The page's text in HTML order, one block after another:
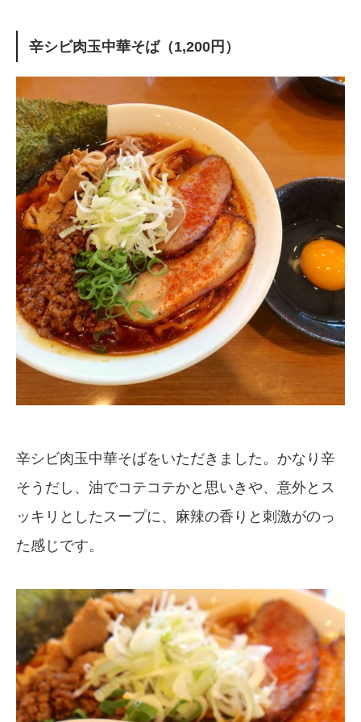
辛シビ肉玉中華そば（1,200円）
辛シビ肉玉中華そばをいただきました。かなり辛
そうだし、油でコテコテかと思いきや、意外とス
ッキリとしたスープに、麻辣の香りと刺激がのっ
た感じです。